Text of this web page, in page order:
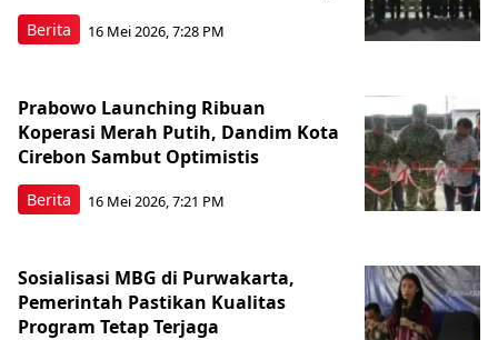
Berita 16 Mei 2026, 7:28 PM
Berita
Prabowo Launching Ribuan
Koperasi Merah Putih, Dandim Kota
Cirebon Sambut Optimistis
16 Mei 2026, 7:21 PM
Sosialisasi MBG di Purwakarta,
Pemerintah Pastikan Kualitas
Program Tetap Terjaga